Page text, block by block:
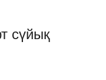
сүйық